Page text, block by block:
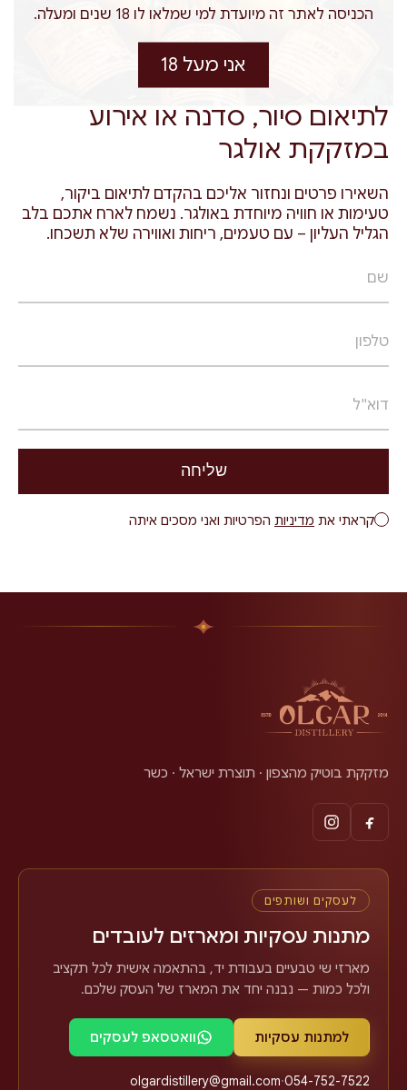
אירועים עסקיים וימי גיבוש במזקקת אולגר –
→
לתיאום סיור, סדנה או אירוע
במזקקת אולגר
השאירו פרטים ונחזור אליכם בהקדם לתיאום ביקור,
טעימות או חוויה מיוחדת באולגר. נשמח לארח אתכם בלב
הגליל העליון – עם טעמים, ריחות ואווירה שלא תשכחו.
שם
טלפון
דוא"ל
שליחה
קראתי את מדיניות הפרטיות ואני מסכים איתה
מזקקת בוטיק מהצפון · תוצרת ישראל · כשר
לעסקים ושותפים
מתנות עסקיות ומארזים לעובדים
מארזי שי טבעיים בעבודת יד, בהתאמה אישית לכל תקציב
ולכל כמות — נבנה יחד את המארז של העסק שלכם.
למתנות עסקיות וואטסאפ לעסקים
054-752-7522
·
olgardistillery@gmail.com
הכניסה לאתר זה מיועדת למי שמלאו לו 18 שנים ומעלה.
אני מעל 18